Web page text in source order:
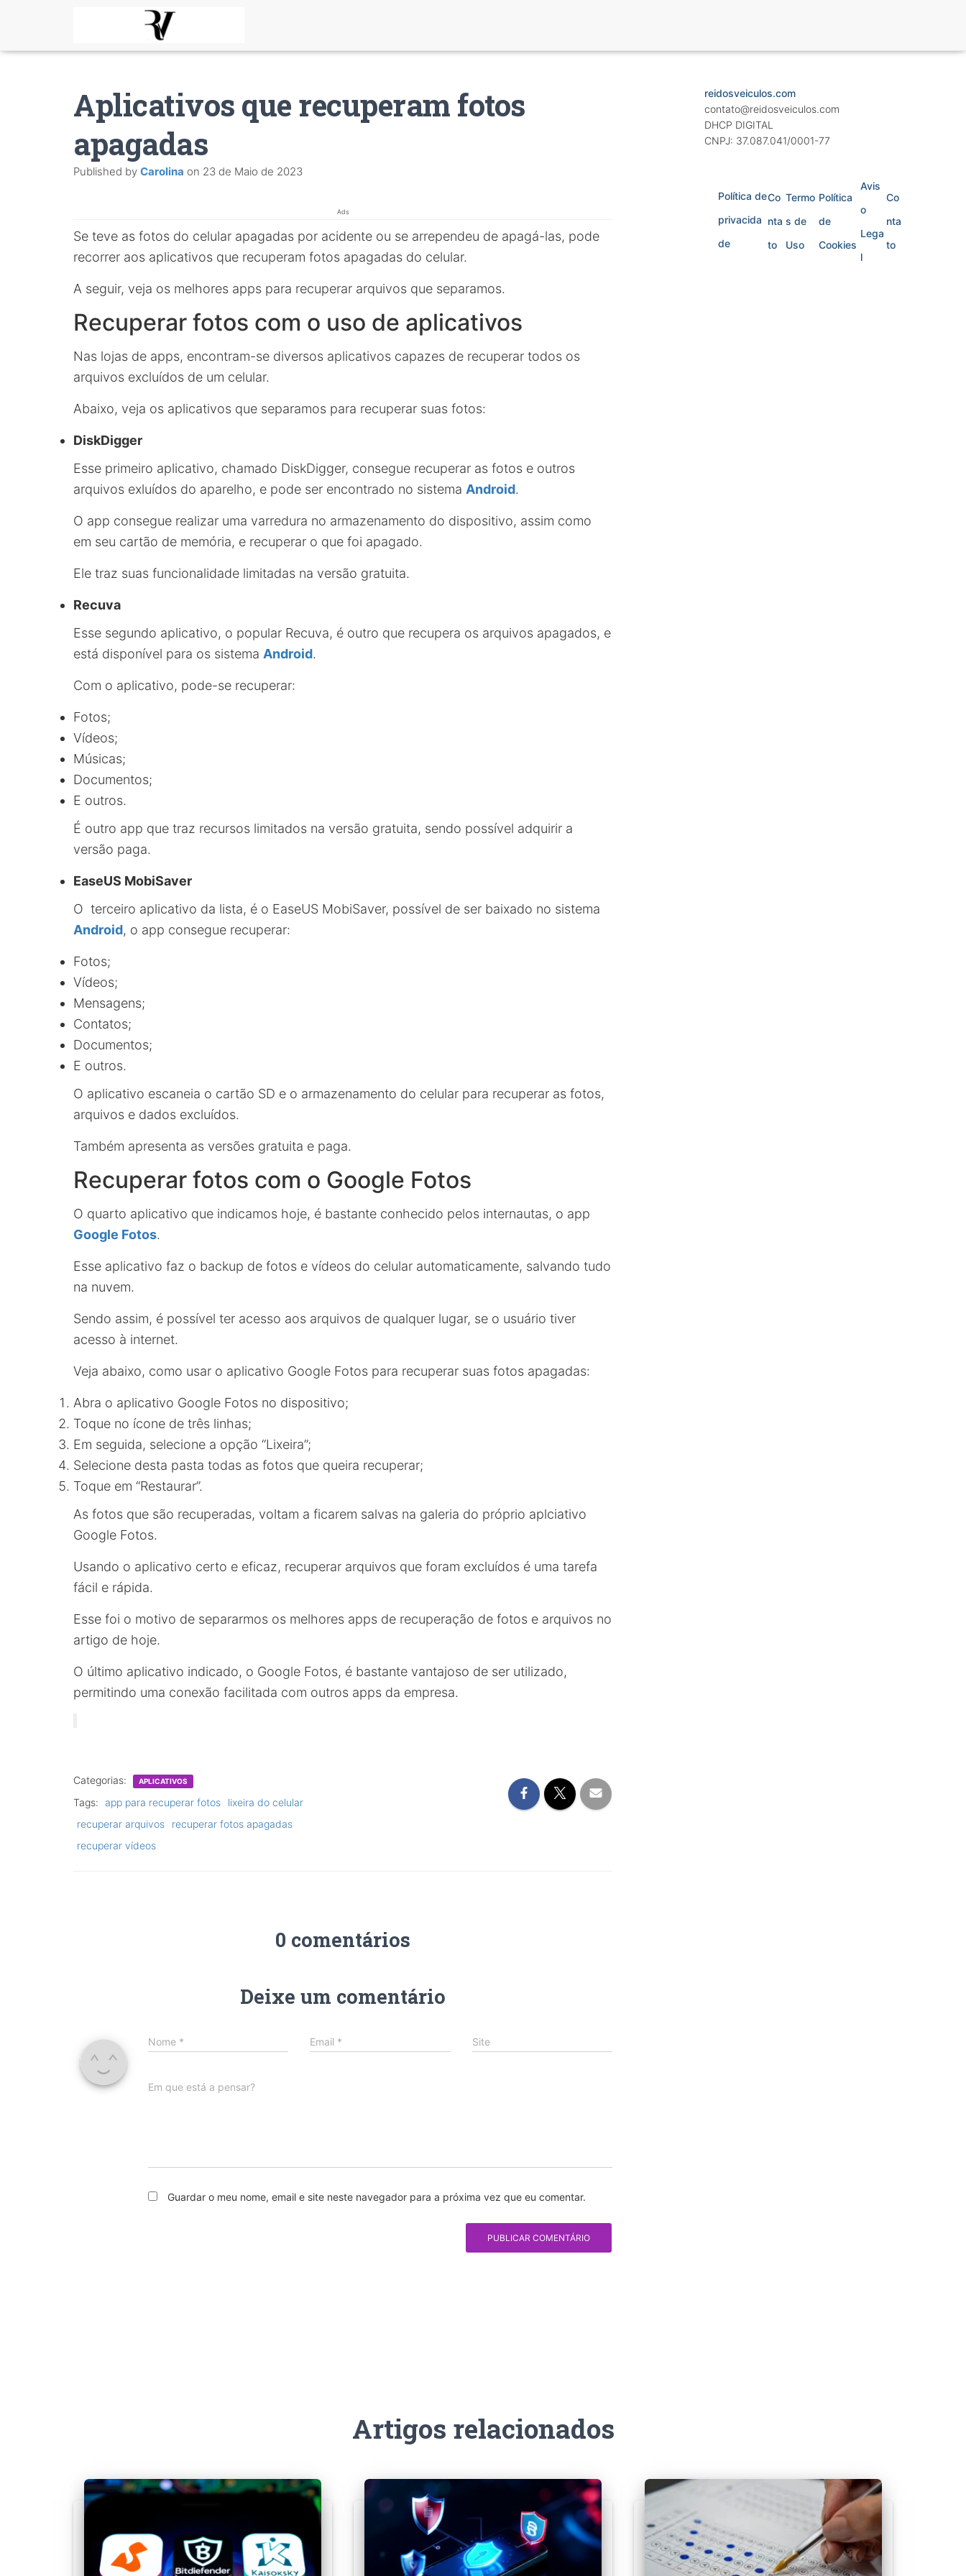
Aplicativos que recuperam fotos
apagadas
Published by Carolina on 23 de Maio de 2023
Ads
Se teve as fotos do celular apagadas por acidente ou se arrependeu de apagá-las, pode
recorrer aos aplicativos que recuperam fotos apagadas do celular.
A seguir, veja os melhores apps para recuperar arquivos que separamos.
Recuperar fotos com o uso de aplicativos
Nas lojas de apps, encontram-se diversos aplicativos capazes de recuperar todos os
arquivos excluídos de um celular.
Abaixo, veja os aplicativos que separamos para recuperar suas fotos:
DiskDigger
Esse primeiro aplicativo, chamado DiskDigger, consegue recuperar as fotos e outros
arquivos exluídos do aparelho, e pode ser encontrado no sistema Android.
O app consegue realizar uma varredura no armazenamento do dispositivo, assim como
em seu cartão de memória, e recuperar o que foi apagado.
Ele traz suas funcionalidade limitadas na versão gratuita.
Recuva
Esse segundo aplicativo, o popular Recuva, é outro que recupera os arquivos apagados, e
está disponível para os sistema Android.
Com o aplicativo, pode-se recuperar:
Fotos;
Vídeos;
Músicas;
Documentos;
E outros.
É outro app que traz recursos limitados na versão gratuita, sendo possível adquirir a
versão paga.
EaseUS MobiSaver
O terceiro aplicativo da lista, é o EaseUS MobiSaver, possível de ser baixado no sistema
Android, o app consegue recuperar:
Fotos;
Vídeos;
Mensagens;
Contatos;
Documentos;
E outros.
O aplicativo escaneia o cartão SD e o armazenamento do celular para recuperar as fotos,
arquivos e dados excluídos.
Também apresenta as versões gratuita e paga.
Recuperar fotos com o Google Fotos
O quarto aplicativo que indicamos hoje, é bastante conhecido pelos internautas, o app
Google Fotos.
Esse aplicativo faz o backup de fotos e vídeos do celular automaticamente, salvando tudo
na nuvem.
Sendo assim, é possível ter acesso aos arquivos de qualquer lugar, se o usuário tiver
acesso à internet.
Veja abaixo, como usar o aplicativo Google Fotos para recuperar suas fotos apagadas:
Abra o aplicativo Google Fotos no dispositivo;
Toque no ícone de três linhas;
Em seguida, selecione a opção “Lixeira”;
Selecione desta pasta todas as fotos que queira recuperar;
Toque em “Restaurar”.
As fotos que são recuperadas, voltam a ficarem salvas na galeria do próprio aplciativo
Google Fotos.
Usando o aplicativo certo e eficaz, recuperar arquivos que foram excluídos é uma tarefa
fácil e rápida.
Esse foi o motivo de separarmos os melhores apps de recuperação de fotos e arquivos no
artigo de hoje.
O último aplicativo indicado, o Google Fotos, é bastante vantajoso de ser utilizado,
permitindo uma conexão facilitada com outros apps da empresa.
Categorias: APLICATIVOS
Tags: app para recuperar fotos
lixeira do celular
recuperar arquivos
recuperar fotos apagadas
recuperar vídeos
0 comentários
Deixe um comentário
Nome * Email * Site
Em que está a pensar?
Guardar o meu nome, email e site neste navegador para a próxima vez que eu comentar.
reidosveiculos.com
contato@reidosveiculos.com
DHCP DIGITAL
CNPJ: 37.087.041/0001-77
Política de
privacida
de
Co
nta
to
Termo
s de
Uso
Política
de
Cookies
Avis
o
Lega
l
Co
nta
to
Artigos relacionados